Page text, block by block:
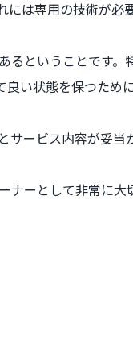
は専用の技術が必
ということです
い状態を保つため
サービス内容が妥
ーとして非常に大